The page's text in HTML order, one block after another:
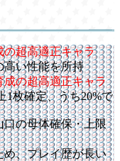
の超高適正キャラ
高い性能を所持
成の超高適正キャラ
1枚確定、うち20%で
口の母体確保・上限
め、プレイ歴が長い